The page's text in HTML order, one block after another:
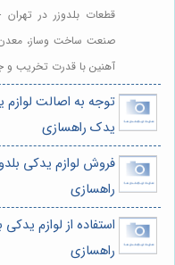
قطعات بلدوزر در
صنعت ساخت وساز،
آهنین با قدرت تخریب و
توجه به اصالت لوازم
یدک راهسازی
فروش لوازم یدکی
راهسازی
استفاده از لوازم
راهسازی